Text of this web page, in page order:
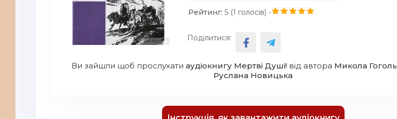
Рейтинг: 5 (1 голосів) -
Поділитися:
Ви зайшли щоб прослухати аудіокнигу Мертві Душі! від автора Микола Гоголь
Руслана Новицька